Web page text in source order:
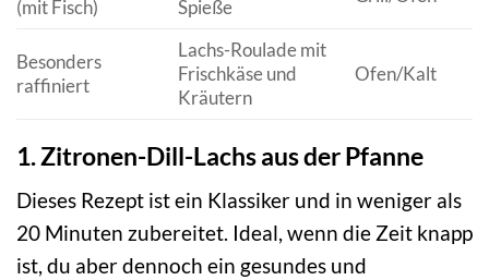
(mit Fisch) Spieße
Besonders
raffiniert
Lachs-Roulade mit
Frischkäse und
Kräutern
Ofen/Kalt
1. Zitronen-Dill-Lachs aus der Pfanne
Dieses Rezept ist ein Klassiker und in weniger als
20 Minuten zubereitet. Ideal, wenn die Zeit knapp
ist, du aber dennoch ein gesundes und